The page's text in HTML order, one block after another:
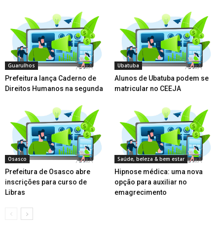
Guarulhos
Prefeitura lança Caderno de
Direitos Humanos na segunda
Ubatuba
Alunos de Ubatuba podem se
matricular no CEEJA
Osasco
Prefeitura de Osasco abre
inscrições para curso de
Libras
Saúde, beleza & bem estar
Hipnose médica: uma nova
opção para auxiliar no
emagrecimento